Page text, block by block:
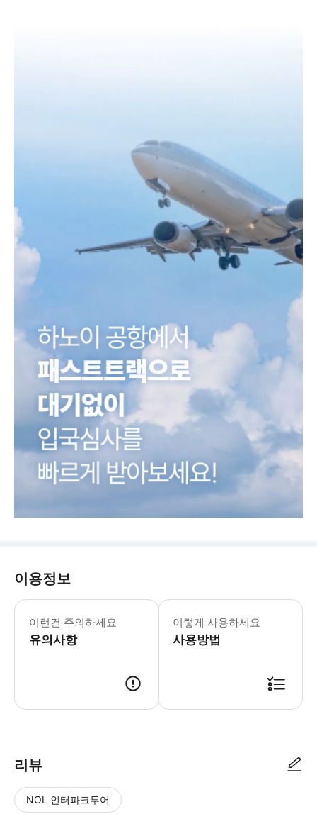
이용정보
이런건 주의하세요
유의사항
1. 운영시간 24시간 / 휴무일 없음 [주
이렇게 사용하세요
사용방법
리뷰
NOL 인터파크투어